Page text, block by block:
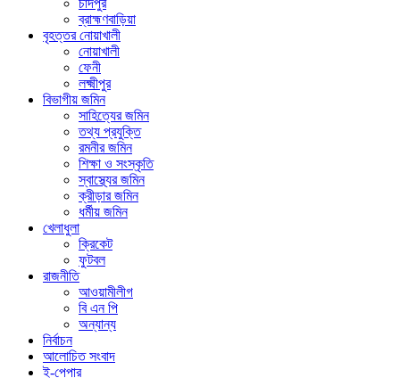
চাঁদপুর
ব্রাহ্মণবাড়িয়া
বৃহত্তর নোয়াখালী
নোয়াখালী
ফেনী
লক্ষ্মীপুর
বিভাগীয় জমিন
সাহিত্যের জমিন
তথ্য প্রযুক্তি
রমনীর জমিন
শিক্ষা ও সংস্কৃতি
স্বাস্থ্যের জমিন
ক্রীড়ার জমিন
ধর্মীয় জমিন
খেলাধুলা
ক্রিকেট
ফুটবল
রাজনীতি
আওয়ামীলীগ
বি এন পি
অন্যান্য
নির্বাচন
আলোচিত সংবাদ
ই-পেপার